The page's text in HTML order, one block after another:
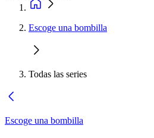
Escoge una bombilla
Todas las series
Escoge una bombilla